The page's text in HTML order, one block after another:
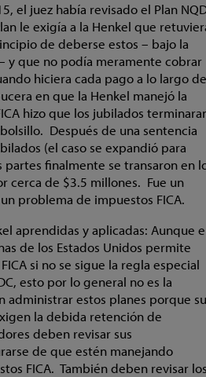
el juez había revisado el Plan
le exigía a la Henkel que
de deberse estos – bajo la
y que no podía meramente cobrar
hiciera cada pago a lo largo
en que la Henkel manejó la
hizo que los jubilados
Después de una sentencia
(el caso se expandió para
partes finalmente se transaron en
cerca de $3.5 millones. Fue un
problema de impuestos FICA.
aprendidas y aplicadas: Aunque
de los Estados Unidos permite
si no se sigue la regla especial
esto por lo general no es la
administrar estos planes porque
la debida retención de
deben revisar sus
de que estén manejando
FICA. También deben revisar